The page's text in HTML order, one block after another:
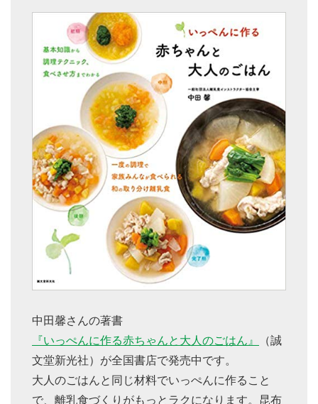
中田馨さんの著書
『いっぺんに作る赤ちゃんと大人のごはん』
（誠
文堂新光社）が全国書店で発売中です。
大人のごはんと同じ材料でいっぺんに作ること
で、離乳食づくりがもっとラクになります。昆布